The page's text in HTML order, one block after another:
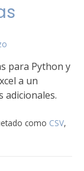
para Python y
a un
adicionales.
como CSV,